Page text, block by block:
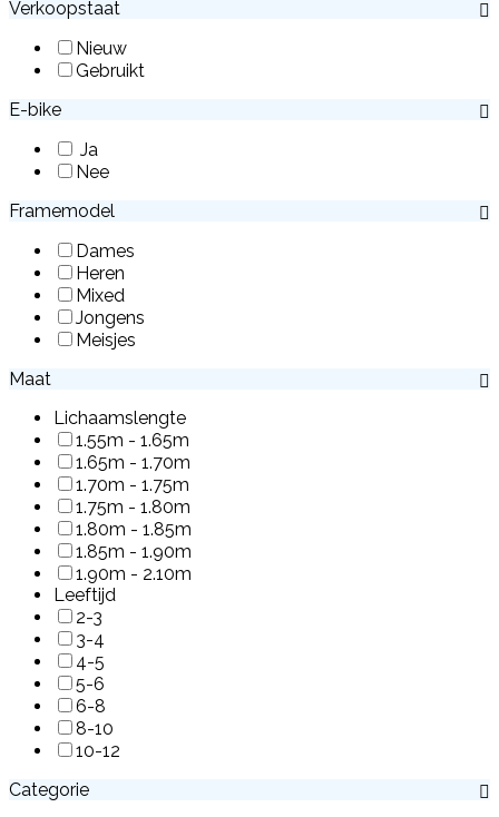
Verkoopstaat
Nieuw
Gebruikt
E-bike
Ja
Nee
Framemodel
Dames
Heren
Mixed
Jongens
Meisjes
Maat
Lichaamslengte
1.55m - 1.65m
1.65m - 1.70m
1.70m - 1.75m
1.75m - 1.80m
1.80m - 1.85m
1.85m - 1.90m
1.90m - 2.10m
Leeftijd
2-3
3-4
4-5
5-6
6-8
8-10
10-12
Categorie